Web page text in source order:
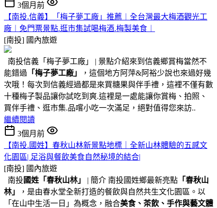
3個月前
【南投.信義】「梅子夢工廠」推薦︱全台灣最大梅酒觀光工
廠︱免門票景點.逛市集試喝梅酒.梅製美食︱
[南投] 國內旅遊
南投信義「梅子夢工廠」 | 景點介紹來到信義鄉賞梅當然不
能錯過 「梅子夢工廠」
，這個地方阿萍&阿裕少說也來過好幾
次哦！每次到信義經過都是來買糖果與伴手禮，這裡不僅有數
十種梅子製品讓你試吃到爽.這裡是一處能讓你賞梅、拍照、
買伴手禮、逛市集.品嚐小吃一次滿足，絕對值得您來訪..
繼續閱讀
3個月前
【南投.國姓】春秋山林新景點地標｜全新山林體驗的五感文
化園區| 足浴與餐飲美食自然秘境的結合|
[南投] 國內旅遊
南投 國姓 「春秋山林」 | 簡介 南投國姓鄉最新亮點 「春秋山
林」
，是由春水堂全新打造的餐飲與自然共生文化園區。以
「在山中生活一日」為概念，融合美食、茶飲、手作與藝文體